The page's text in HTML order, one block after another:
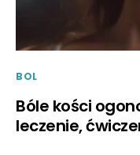
BOL
Bóle kości
leczenie,